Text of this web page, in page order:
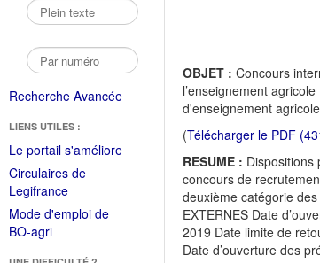
Recherche Avancée
LIENS UTILES :
Le portail s'améliore(Fichier
Circulaires de
Legifrance(Ouvrir
dans
une
Mode d'emploi de
BO-agri(Ouvrir
OBJET : Concours
l’enseignement
d'enseignement
(Télécharger le PDF
RESUME : Dispositions
concours de
deuxième catégorie
EXTERNES Date
2019 Date limite de
Date d’ouverture des